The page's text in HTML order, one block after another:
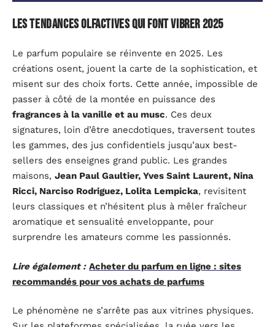
Les tendances olfactives qui font vibrer 2025
Le parfum populaire se réinvente en 2025. Les
créations osent, jouent la carte de la sophistication, et
misent sur des choix forts. Cette année, impossible de
passer à côté de la montée en puissance des
fragrances à la vanille et au musc. Ces deux
signatures, loin d’être anecdotiques, traversent toutes
les gammes, des jus confidentiels jusqu’aux best-
sellers des enseignes grand public. Les grandes
maisons, Jean Paul Gaultier, Yves Saint Laurent, Nina
Ricci, Narciso Rodriguez, Lolita Lempicka, revisitent
leurs classiques et n’hésitent plus à mêler fraîcheur
aromatique et sensualité enveloppante, pour
surprendre les amateurs comme les passionnés.
Lire également : Acheter du parfum en ligne : sites
recommandés pour vos achats de parfums
Le phénomène ne s’arrête pas aux vitrines physiques.